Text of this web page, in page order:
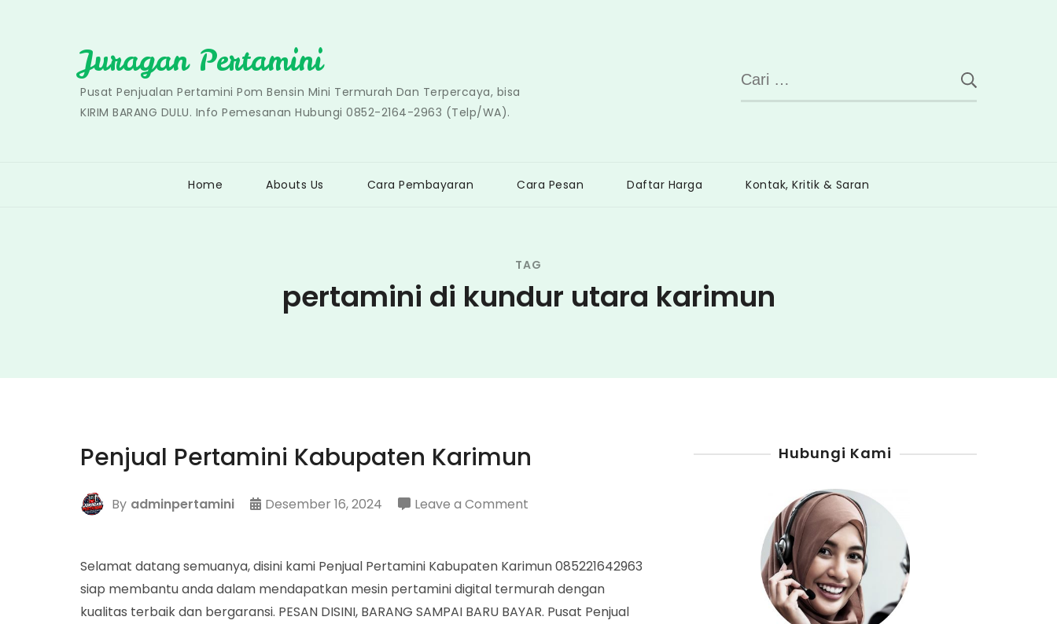
Juragan Pertamini
Pusat Penjualan Pertamini Pom Bensin Mini Termurah Dan Terpercaya, bisa
KIRIM BARANG DULU. Info Pemesanan Hubungi 0852-2164-2963 (Telp/WA).
Cari
untuk:
Home Abouts Us Cara Pembayaran Cara Pesan Daftar Harga Kontak, Kritik & Saran
TAG
pertamini di kundur utara karimun
Penjual Pertamini Kabupaten Karimun
By adminpertamini Desember 16, 2024 Leave a Commenton
Kabupaten
Karimun
Selamat datang semuanya, disini kami Penjual Pertamini Kabupaten Karimun 085221642963
siap membantu anda dalam mendapatkan mesin pertamini digital termurah dengan
kualitas terbaik dan bergaransi. PESAN DISINI, BARANG SAMPAI BARU BAYAR. Pusat Penjual
Hubungi Kami